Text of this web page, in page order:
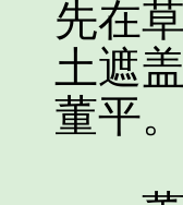
先在
土遮
董平。